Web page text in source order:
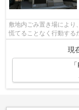
敷地内ごみ置き場により
慌てることなく行動する
か。2駅利用可能の物件
現